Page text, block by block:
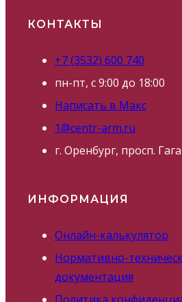
КОНТАКТЫ
+7 (3532) 600 740
пн-пт, с 9:00 до 18:00
Написать в Макс
1@centr-arm.ru
г. Оренбург, просп.
ИНФОРМАЦИЯ
Онлайн-калькулятор
Нормативно-
документация